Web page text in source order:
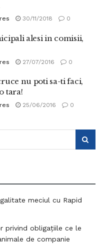
30/11/2018 0
alesi in comisii,
27/07/2016 0
nu poti sa-ti faci,
tara!
25/06/2016 0
meciul cu Rapid
privind obligațiile ce le
de companie